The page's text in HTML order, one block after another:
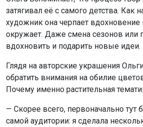
затягивал её с самого детства. Как
художник она черпает вдохновение
окружает. Даже смена сезонов или
вдохновить и подарить новые идеи.
Глядя на авторские украшения
обратить внимания на обилие
Почему именно растительная
— Скорее всего, первоначально тут
самой аудитории: я сделала